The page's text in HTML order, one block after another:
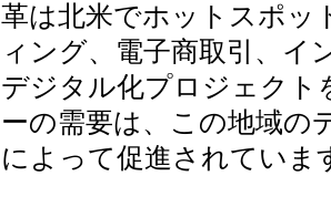
革は北米でホットスポッ
ィング、電子商取引、イ
デジタル化プロジェクト
ーの需要は、この地域の
によって促進されていま